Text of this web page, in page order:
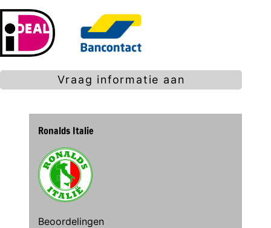
Vraag informatie aan
Ronalds Italie
Beoordelingen